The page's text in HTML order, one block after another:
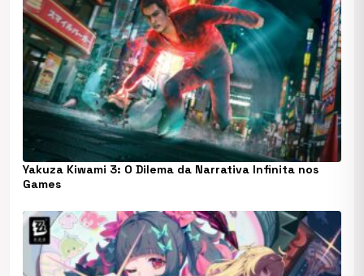
Yakuza Kiwami 3: O Dilema da Narrativa Infinita nos
Games